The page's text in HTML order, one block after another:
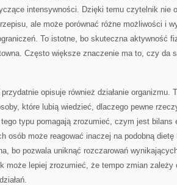
intensywności. Dzięki temu czytelnik nie
ale może porównać różne możliwości i
To istotne, bo skuteczna aktywność
Często większe znaczenie ma to, czy da
opisuje również działanie organizmu.
które lubią wiedzieć, dlaczego pewne
tego typu pomagają zrozumieć, czym jest bilans
osób może reagować inaczej na podobną
bo pozwala uniknąć rozczarowań
może lepiej zrozumieć, że tempo zmian zależy